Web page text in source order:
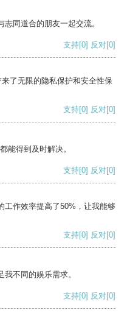
同道合的朋友一起交流。
支持[0] 反对[0]
了无限的隐私保护和安全性保
支持[0] 反对[0]
能得到及时解决。
支持[0] 反对[0]
工作效率提高了50%，让我能够
支持[0] 反对[0]
不同的娱乐需求。
支持[0] 反对[0]